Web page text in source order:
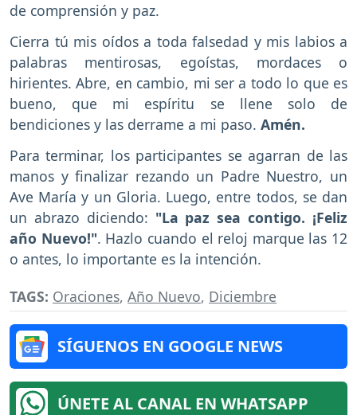
de comprensión y paz.
Cierra tú mis oídos a toda falsedad y mis labios a
palabras mentirosas, egoístas, mordaces o
hirientes. Abre, en cambio, mi ser a todo lo que es
bueno, que mi espíritu se llene solo de
bendiciones y las derrame a mi paso. Amén.
Para terminar, los participantes se agarran de las
manos y finalizar rezando un Padre Nuestro, un
Ave María y un Gloria. Luego, entre todos, se dan
un abrazo diciendo: "La paz sea contigo. ¡Feliz
año Nuevo!". Hazlo cuando el reloj marque las 12
o antes, lo importante es la intención.
TAGS: Oraciones, Año Nuevo, Diciembre
SÍGUENOS EN GOOGLE NEWS
ÚNETE AL CANAL EN WHATSAPP